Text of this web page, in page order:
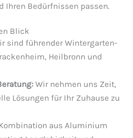
Ihren Bedürfnissen passen.
Blick
sind führender Wintergarten-
Heilbronn und
Wir nehmen uns Zeit,
Lösungen für Ihr Zuhause zu
aus Aluminium